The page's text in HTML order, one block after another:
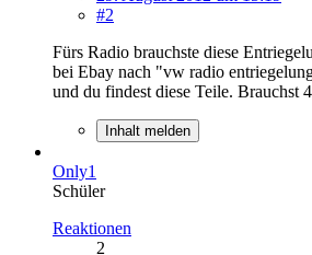
#2
Fürs Radio brauchste diese
bei Ebay nach "vw radio
und du findest diese Teile. Brauchst
Inhalt melden
Only1
Schüler
Reaktionen
2